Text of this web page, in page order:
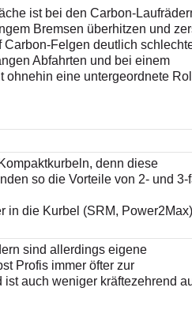
ist bei den Carbon-
Bremsen überhitzen und
Felgen deutlich
Abfahrten und bei einem
ohnehin eine untergeordnete
denn diese
so die Vorteile von 2- und 3-
in die Kurbel (SRM,
sind allerdings eigene
Profis immer öfter zur
auch weniger kräftezehrend